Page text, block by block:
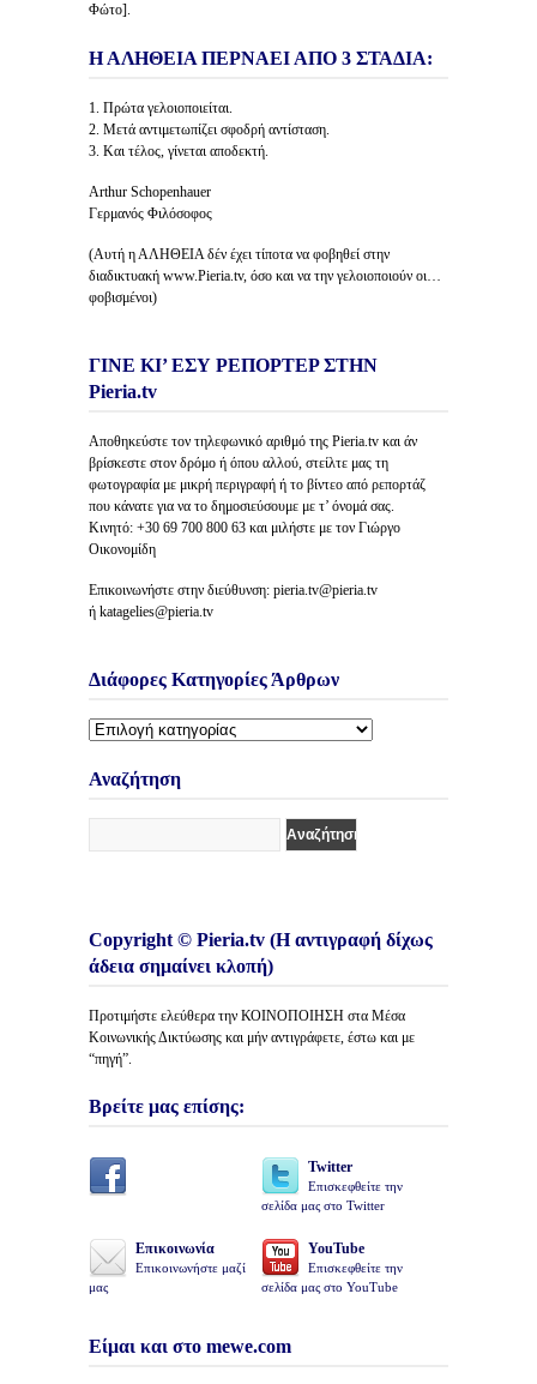
Φώτο].
Η ΑΛΗΘΕΙΑ ΠΕΡΝΑΕΙ ΑΠΟ 3 ΣΤΑΔΙΑ:
1. Πρώτα γελοιοποιείται.
2. Μετά αντιμετωπίζει σφοδρή αντίσταση.
3. Και τέλος, γίνεται αποδεκτή.
Arthur Schopenhauer
Γερμανός Φιλόσοφος
(Αυτή η ΑΛΗΘΕΙΑ δέν έχει τίποτα να φοβηθεί στην
διαδικτυακή www.Pieria.tv, όσο και να την γελοιοποιούν οι…
φοβισμένοι)
ΓΙΝΕ ΚΙ’ ΕΣΥ ΡΕΠΟΡΤΕΡ ΣΤΗΝ
Pieria.tv
Αποθηκεύστε τον τηλεφωνικό αριθμό της Pieria.tv και άν
βρίσκεστε στον δρόμο ή όπου αλλού, στείλτε μας τη
φωτογραφία με μικρή περιγραφή ή το βίντεο από ρεπορτάζ
που κάνατε για να το δημοσιεύσουμε με τ’ όνομά σας.
Κινητό: +30 69 700 800 63 και μιλήστε με τον Γιώργο
Οικονομίδη
Επικοινωνήστε στην διεύθυνση: pieria.tv@pieria.tv
ή katagelies@pieria.tv
Διάφορες Κατηγορίες Άρθρων
Διάφορες
Άρθρων
Αναζήτηση
Copyright © Pieria.tv (Η αντιγραφή δίχως
άδεια σημαίνει κλοπή)
Προτιμήστε ελεύθερα την ΚΟΙΝΟΠΟΙΗΣΗ στα Μέσα
Κοινωνικής Δικτύωσης και μήν αντιγράφετε, έστω και με
“πηγή”.
Βρείτε μας επίσης:
Twitter
Επισκεφθείτε την
σελίδα μας στο Twitter
Επικοινωνία
Επικοινωνήστε μαζί
μας
YouTube
Επισκεφθείτε την
σελίδα μας στο YouTube
Είμαι και στο mewe.com